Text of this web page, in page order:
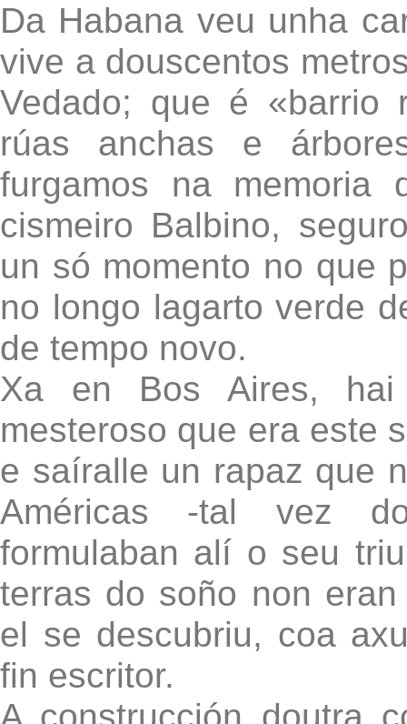
Da Habana veu unha
vive a douscentos
Vedado; que é «barrio
rúas anchas e
furgamos na memoria
cismeiro Balbino,
un só momento no que
no longo lagarto verde
de tempo novo.
Xa en Bos Aires, hai
mesteroso que era este
e saíralle un rapaz que
Américas -tal vez
formulaban alí o seu
terras do soño non
el se descubriu, coa
fin escritor.